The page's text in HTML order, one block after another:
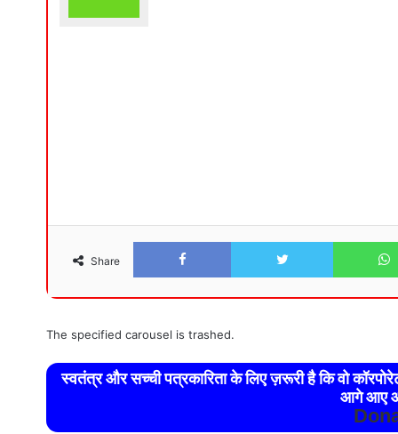
Share
Facebook Twitter
The specified carousel is trashed.
स्वतंत्र और सच्ची पत्रकारिता के लिए ज़रूरी है कि वो
आगे आए